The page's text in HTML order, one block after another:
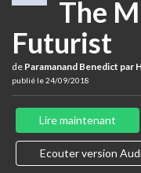
The
Futurist
de Paramanand Benedict par
publié le 24/09/2018
Lire maintenant
Ecouter version